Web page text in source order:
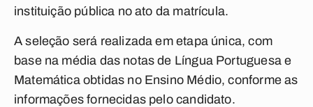
instituição pública no ato da matrícula.
A seleção será realizada em etapa única, com
base na média das notas de Língua Portuguesa e
Matemática obtidas no Ensino Médio, conforme as
informações fornecidas pelo candidato.